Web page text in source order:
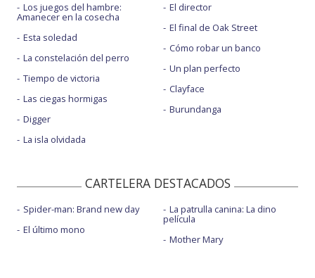
Los juegos del hambre:
Amanecer en la cosecha
Esta soledad
La constelación del perro
Tiempo de victoria
Las ciegas hormigas
Digger
La isla olvidada
El director
El final de Oak Street
Cómo robar un banco
Un plan perfecto
Clayface
Burundanga
CARTELERA DESTACADOS
Spider-man: Brand new day
El último mono
La patrulla canina: La dino
película
Mother Mary